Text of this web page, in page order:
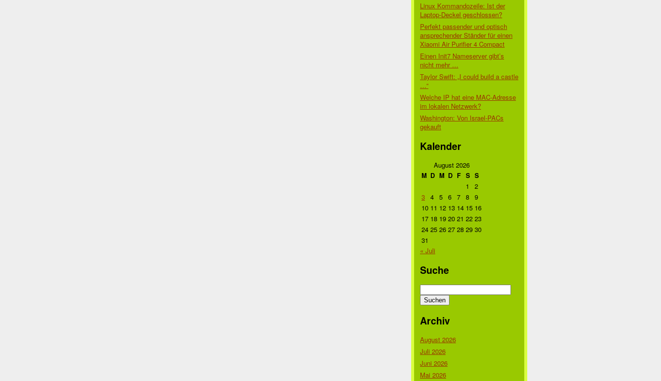
Linux Kommandozeile: Ist der
Laptop-Deckel geschlossen?
Perfekt passender und optisch
ansprechender Ständer für einen
Xiaomi Air Purifier 4 Compact
Einen Init7 Nameserver gibt’s
nicht mehr …
Taylor Swift: „I could build a castle
…“
Welche IP hat eine MAC-Adresse
im lokalen Netzwerk?
Washington: Von Israel-PACs
gekauft
Kalender
August 2026
M D M D F S S
1
2
3 4 5 6 7 8 9
10 11 12 13 14 15 16
17 18 19 20 21 22 23
24 25 26 27 28 29 30
31
« Juli
Suche
nach:
Archiv
August 2026
Juli 2026
Juni 2026
Mai 2026